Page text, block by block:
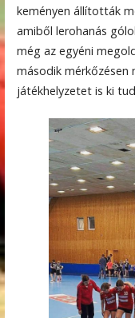
keményen állították
amiből lerohanás
még az egyéni
második
játékhelyzetet is ki